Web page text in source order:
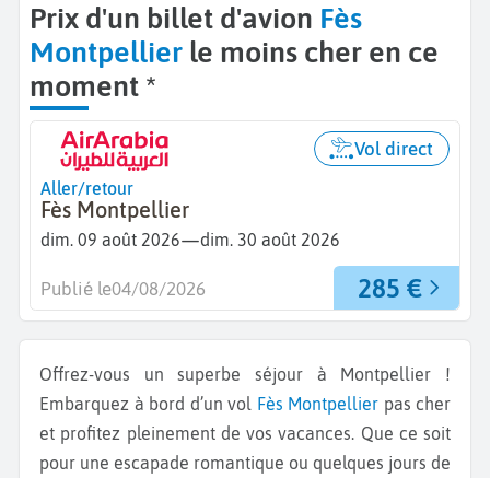
Prix d'un billet d'avion Fès
Montpellier le moins cher en ce
moment *
Aller/retour
Fès Montpellier
dim. 09 août 2026—dim. 30 août 2026
Vol direct
285 €
Publié le04/08/2026
Offrez-vous un superbe séjour à Montpellier !
Embarquez à bord d’un vol Fès Montpellier pas cher
et profitez pleinement de vos vacances. Que ce soit
pour une escapade romantique ou quelques jours de